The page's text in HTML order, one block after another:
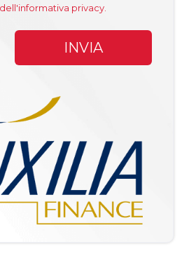
privacy.
INVIA